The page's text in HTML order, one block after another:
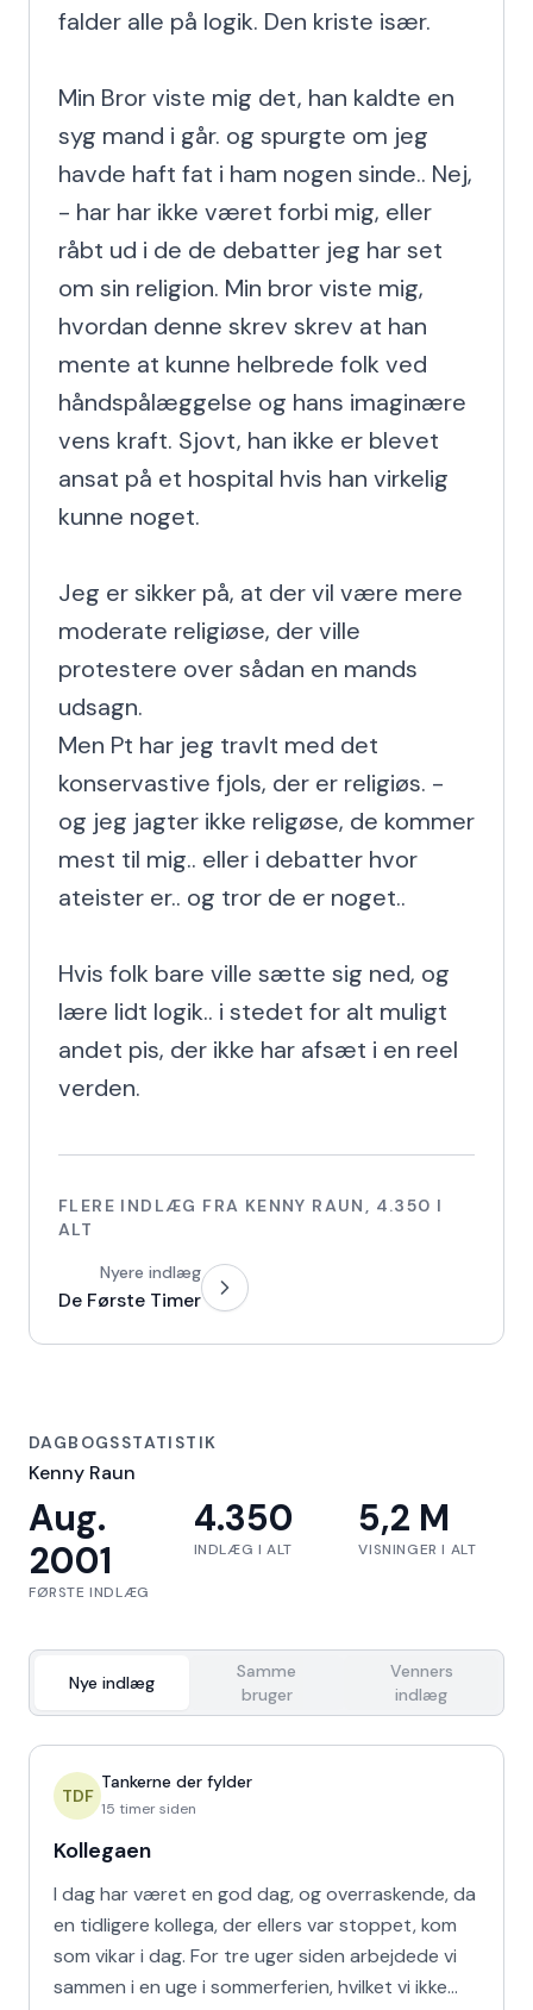
falder alle på logik. Den kriste især.
Min Bror viste mig det, han kaldte en
syg mand i går. og spurgte om jeg
havde haft fat i ham nogen sinde.. Nej,
- har har ikke været forbi mig, eller
råbt ud i de de debatter jeg har set
om sin religion. Min bror viste mig,
hvordan denne skrev skrev at han
mente at kunne helbrede folk ved
håndspålæggelse og hans imaginære
vens kraft. Sjovt, han ikke er blevet
ansat på et hospital hvis han virkelig
kunne noget.
Jeg er sikker på, at der vil være mere
moderate religiøse, der ville
protestere over sådan en mands
udsagn.
Men Pt har jeg travlt med det
konservastive fjols, der er religiøs. -
og jeg jagter ikke religøse, de kommer
mest til mig.. eller i debatter hvor
ateister er.. og tror de er noget..
Hvis folk bare ville sætte sig ned, og
lære lidt logik.. i stedet for alt muligt
andet pis, der ikke har afsæt i en reel
verden.
FLERE INDLÆG FRA KENNY RAUN , 4.350 I
ALT
Nyere indlæg
De Første Timer
DAGBOGSSTATISTIK
Kenny Raun
Aug.
2001
FØRSTE INDLÆG
4.350
INDLÆG I ALT
5,2 M
VISNINGER I ALT
Nye indlæg
Samme
bruger
Venners
indlæg
TDF
Tankerne der fylder
15 timer siden
Kollegaen
I dag har været en god dag, og overraskende, da
en tidligere kollega, der ellers var stoppet, kom
som vikar i dag. For tre uger siden arbejdede vi
sammen i en uge i sommerferien, hvilket vi ikke